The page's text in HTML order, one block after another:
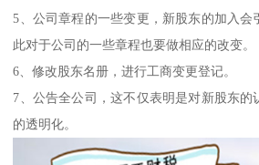
5、公司章程的一些变更，新股东的加入会
此对于公司的一些章程也要做相应的改变。
6、修改股东名册，进行工商变更登记。
7、公告全公司，这不仅表明是对新股东的
的透明化。